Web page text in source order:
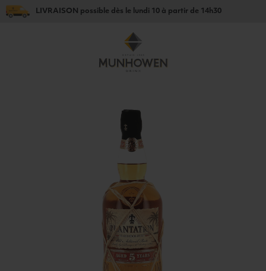
LIVRAISON possible dès le lundi 10 à partir de 14h30